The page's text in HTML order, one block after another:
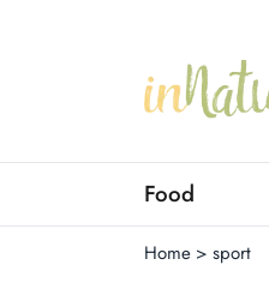
Food
Home > sport